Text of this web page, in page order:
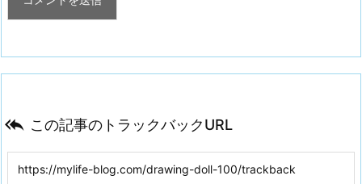
 この記事のトラックバックURL